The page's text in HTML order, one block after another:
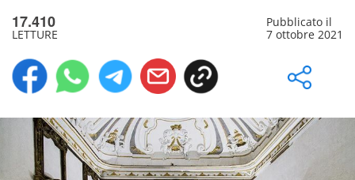
17.410
LETTURE
Pubblicato il
7 ottobre 2021